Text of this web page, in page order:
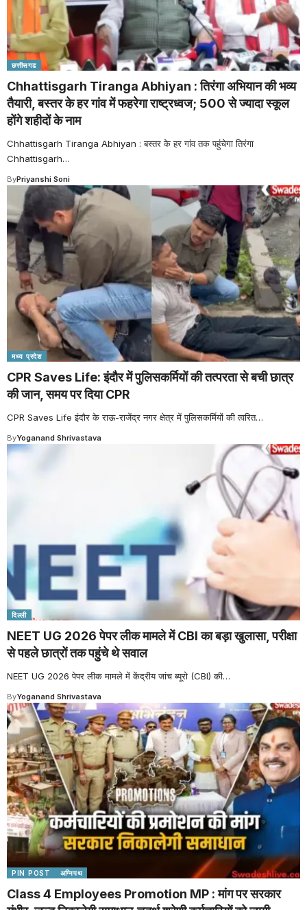
छत्तीसगढ
Chhattisgarh Tiranga Abhiyan : तिरंगा अभियान की भव्य
तैयारी, बस्तर के हर गांव में फहरेगा राष्ट्रध्वज; 500 से ज्यादा स्कूल
होंगे शहीदों के नाम
Chhattisgarh Tiranga Abhiyan : बस्तर के हर गांव तक पहुंचेगा तिरंगा
Chhattisgarh…
ByPriyanshi Soni
मध्य प्रदेश
CPR Saves Life: इंदौर में पुलिसकर्मियों की तत्परता से बची छात्र
की जान, समय पर दिया CPR
CPR Saves Life इंदौर के राऊ-राजेंद्र नगर क्षेत्र में पुलिसकर्मियों की त्वरित…
ByYoganand Shrivastava
दिल्ली
NEET UG 2026 पेपर लीक मामले में CBI का बड़ा खुलासा, परीक्षा
से पहले छात्रों तक पहुंचे थे सवाल
NEET UG 2026 पेपर लीक मामले में केंद्रीय जांच ब्यूरो (CBI) की…
ByYoganand Shrivastava
PIN POST अग्निपथ
Class 4 Employees Promotion MP : मांग पर सरकार